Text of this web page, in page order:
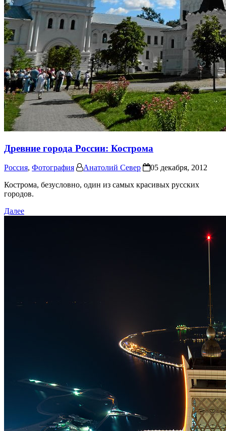
Древние города России: Кострома
Россия, Фотография Анатолий Север
05 декабря, 2012
Кострома, безусловно, один из самых красивых русских
городов.
Далее